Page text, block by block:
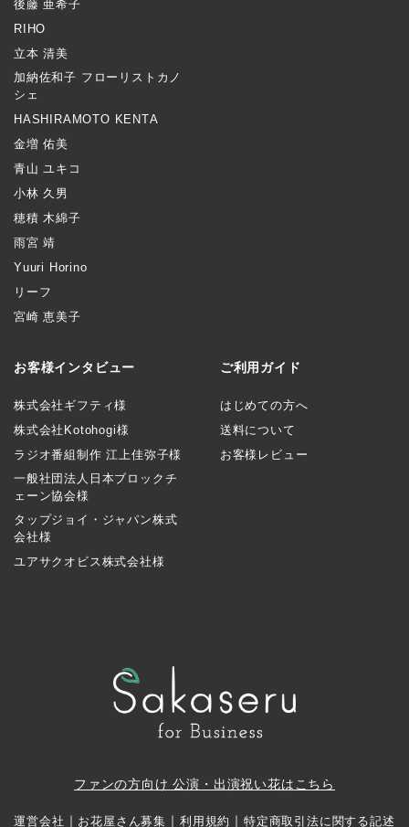
後藤 亜希子
RIHO
立本 清美
加納佐和子 フローリストカノ
シェ
HASHIRAMOTO KENTA
金増 佑美
青山 ユキコ
小林 久男
穂積 木綿子
雨宮 靖
Yuuri Horino
リーフ
宮崎 恵美子
お客様インタビュー
株式会社ギフティ様
株式会社Kotohogi様
ラジオ番組制作 江上佳弥子様
一般社団法人日本ブロックチ
ェーン協会様
タップジョイ・ジャパン株式
会社様
ユアサクオビス株式会社様
ご利用ガイド
はじめての方へ
送料について
お客様レビュー
ファンの方向け 公演・出演祝い花はこちら
運営会社 ｜ お花屋さん募集 ｜ 利用規約 ｜ 特定商取引法に関する記述